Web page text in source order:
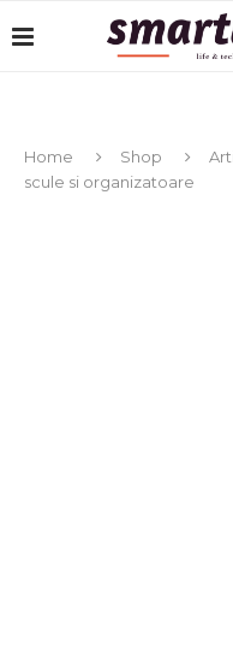
Home Shop
scule si organizatoare